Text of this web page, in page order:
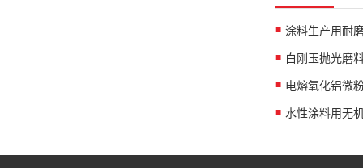
涂料生产用耐
白刚玉抛光磨
水性涂料用无